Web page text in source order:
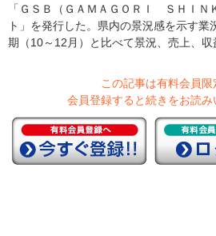
「ＧＳＢ（ＧＡＭＡＧＯＲＩ ＳＨＩ
ト」を発行した。県内の景況感を示す
期（10～12月）と比べて景況、売上、収
この記事は有料会員限
会員登録すると続きをお読み